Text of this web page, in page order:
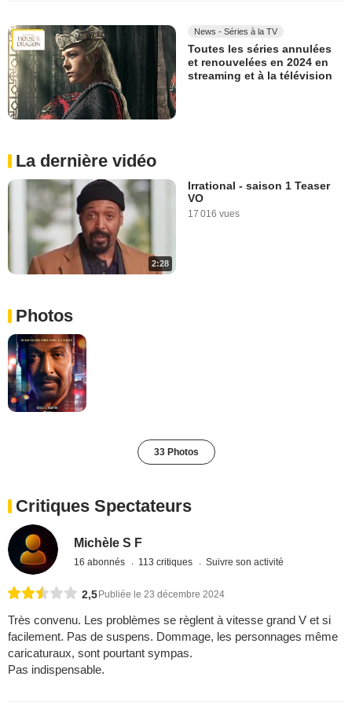
News - Séries à la TV
Toutes les séries annulées
et renouvelées en 2024 en
streaming et à la télévision
La dernière vidéo
2:28
Irrational - saison 1 Teaser
VO
17 016 vues
Photos
33 Photos
Critiques Spectateurs
Michèle S F
16 abonnés 113 critiques Suivre son activité
2,5 Publiée le 23 décembre 2024
Très convenu. Les problèmes se règlent à vitesse grand V et si
facilement. Pas de suspens. Dommage, les personnages même
caricaturaux, sont pourtant sympas.
Pas indispensable.